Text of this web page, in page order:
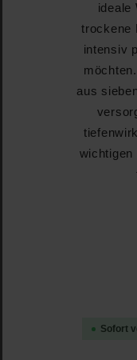
ideale
trockene
intensiv
aus
wichtigen
Durchschnittliche
Sofort